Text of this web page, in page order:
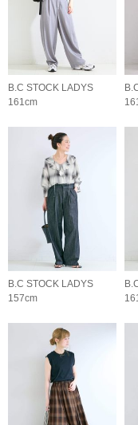
B.C STOCK LADYS
161cm
B.C STOCK LADYS
157cm